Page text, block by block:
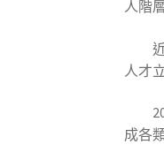
人階
人才
成各